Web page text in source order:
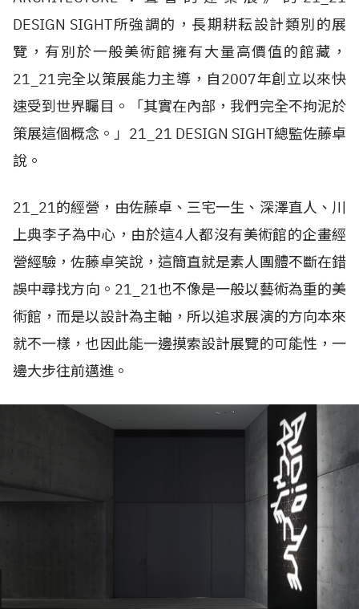
DESIGN SIGHT所強調的，長期耕耘設計類別的展
覽，有別於一般美術館擁有大量高價值的館藏，
21_21完全以策展能力主導，自2007年創立以來快
速受到世界矚目。「其實在內部，我們完全不拘泥於
策展這個概念。」21_21 DESIGN SIGHT總監佐藤卓
說。
21_21的經營，由佐藤卓、三宅一生、深澤直人、川
上典李子為中心，由於這4人都沒有美術館的企畫經
營經驗，佐藤卓笑說，這簡直就是素人團體不斷在錯
誤中尋找方向。21_21也不像是一般以藝術為重的美
術館，而是以設計為主軸，所以追求展演的方向本來
就不一樣，也因此能一邊摸索設計展覽的可能性，一
邊大步往前邁進。